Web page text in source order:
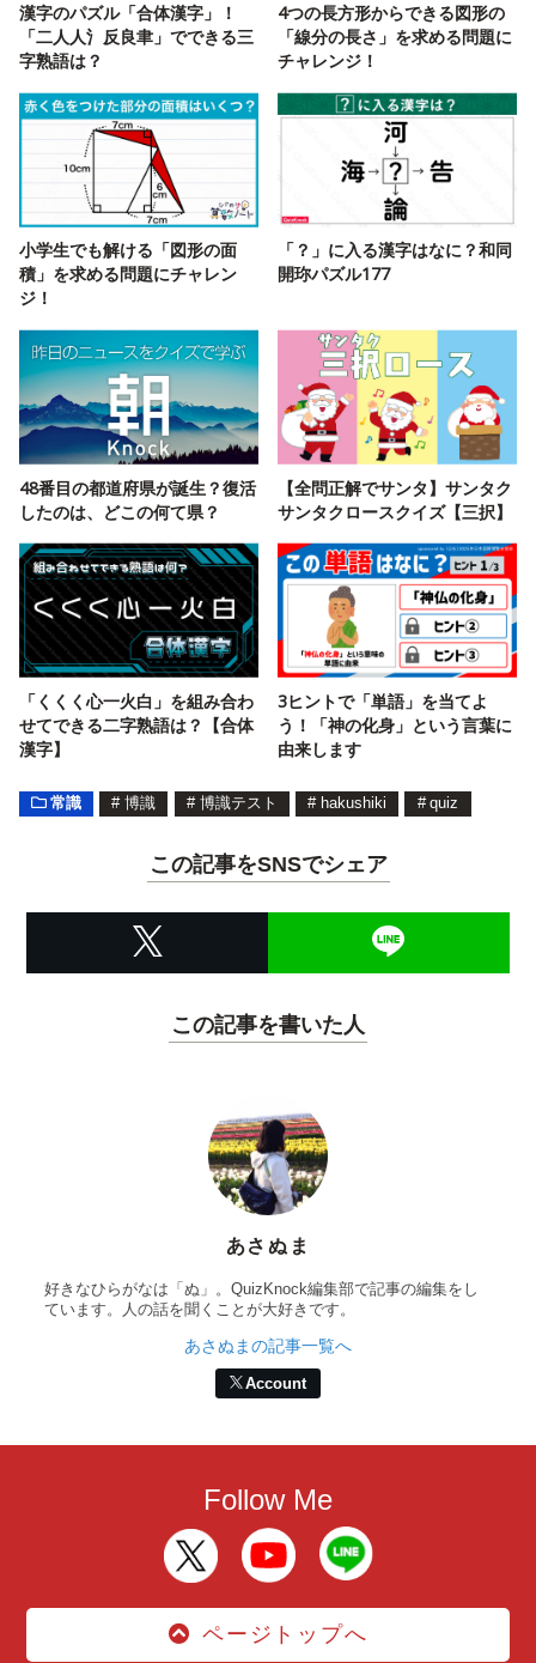
漢字のパズル「合体漢字」！
「二人人氵反良聿」でできる三
字熟語は？
4つの長方形からできる図形の
「線分の長さ」を求める問題に
チャレンジ！
小学生でも解ける「図形の面
積」を求める問題にチャレン
ジ！
「？」に入る漢字はなに？和同
開珎パズル177
48番目の都道府県が誕生？復活
したのは、どこの何て県？
【全問正解でサンタ】サンタク
サンタクロースクイズ【三択】
「くくく心一火白」を組み合わ
せてできる二字熟語は？【合体
漢字】
3ヒントで「単語」を当てよ
う！「神の化身」という言葉に
由来します
常識 # 博識 # 博識テスト # hakushiki # quiz
この記事をSNSでシェア
この記事を書いた人
あさぬま
好きなひらがなは「ぬ」。QuizKnock編集部で記事の編集をし
ています。人の話を聞くことが大好きです。
あさぬまの記事一覧へ
Account
Follow Me
ページトップへ